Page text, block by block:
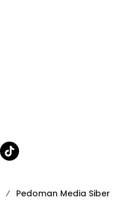
Pedoman Media Siber